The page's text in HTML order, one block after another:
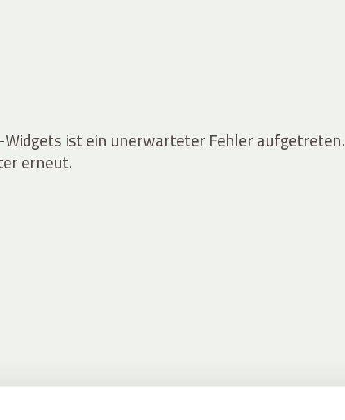
Widgets ist ein unerwarteter Fehler aufgetreten.
erneut.